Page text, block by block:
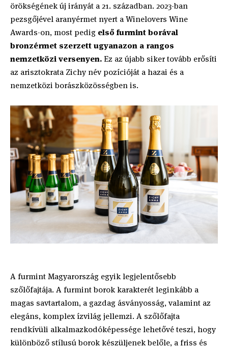
örökségének új irányát a 21. században. 2023-ban
pezsgőjével aranyérmet nyert a Winelovers Wine
Awards-on, most pedig első furmint borával
bronzérmet szerzett ugyanazon a rangos
nemzetközi versenyen.Ez az újabb siker tovább erősíti
az arisztokrata Zichy név pozícióját a hazai és a
nemzetközi borászközösségben is.
A furmint Magyarország egyik legjelentősebb
szőlőfajtája. A furmint borok karakterét leginkább a
magas savtartalom, a gazdag ásványosság, valamint az
elegáns, komplex ízvilág jellemzi. A szőlőfajta
rendkívüli alkalmazkodóképessége lehetővé teszi, hogy
különböző stílusú borok készüljenek belőle, a friss és